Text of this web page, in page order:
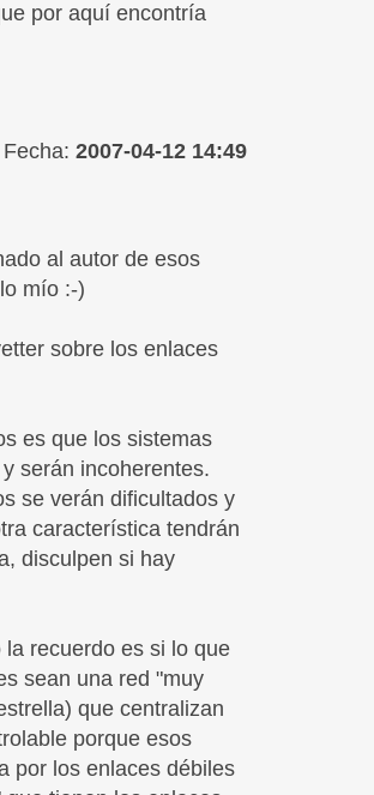
por aquí encontría
Fecha: 2007-04-12 14:49
al autor de esos
mío :-)
sobre los enlaces
es que los sistemas
serán incoherentes.
se verán dificultados y
característica tendrán
disculpen si hay
recuerdo es si lo que
sean una red "muy
que centralizan
porque esos
por los enlaces débiles